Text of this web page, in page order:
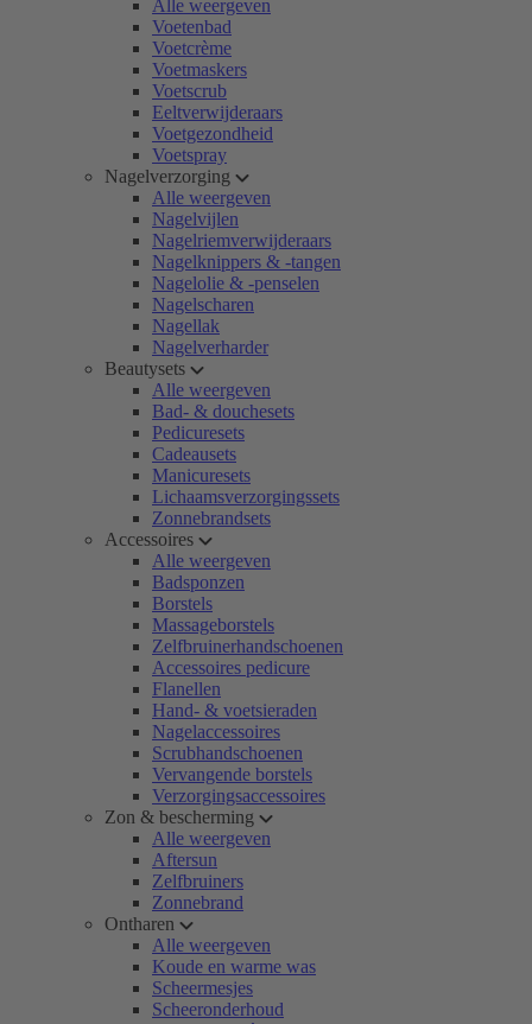
Alle weergeven
Voetenbad
Voetcrème
Voetmaskers
Voetscrub
Eeltverwijderaars
Voetgezondheid
Voetspray
Nagelverzorging
Alle weergeven
Nagelvijlen
Nagelriemverwijderaars
Nagelknippers & -tangen
Nagelolie & -penselen
Nagelscharen
Nagellak
Nagelverharder
Beautysets
Alle weergeven
Bad- & douchesets
Pedicuresets
Cadeausets
Manicuresets
Lichaamsverzorgingssets
Zonnebrandsets
Accessoires
Alle weergeven
Badsponzen
Borstels
Massageborstels
Zelfbruinerhandschoenen
Accessoires pedicure
Flanellen
Hand- & voetsieraden
Nagelaccessoires
Scrubhandschoenen
Vervangende borstels
Verzorgingsaccessoires
Zon & bescherming
Alle weergeven
Aftersun
Zelfbruiners
Zonnebrand
Ontharen
Alle weergeven
Koude en warme was
Scheermesjes
Scheeronderhoud